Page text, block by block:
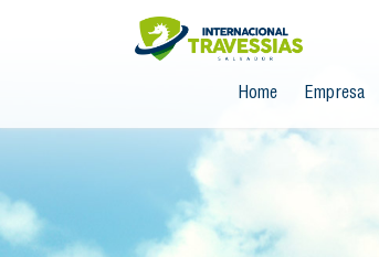
Home Empresa